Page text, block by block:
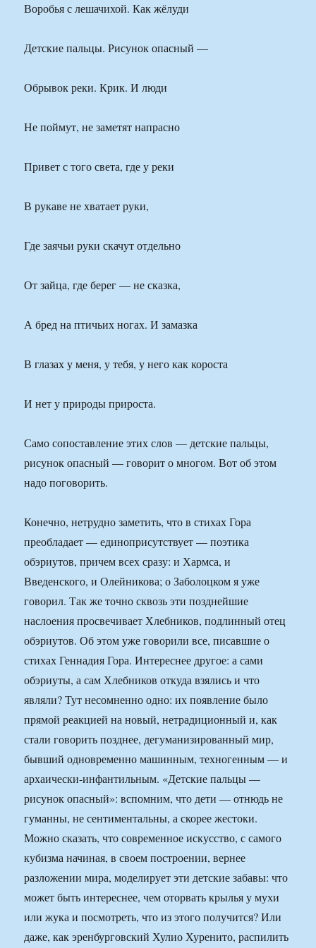
Воробья с лешачихой. Как жёлуди
Детские пальцы. Рисунок опасный —
Обрывок реки. Крик. И люди
Не поймут, не заметят напрасно
Привет с того света, где у реки
В рукаве не хватает руки,
Где заячьи руки скачут отдельно
От зайца, где берег — не сказка,
А бред на птичьих ногах. И замазка
В глазах у меня, у тебя, у него как короста
И нет у природы прироста.
Само сопоставление этих слов — детские пальцы,
рисунок опасный — говорит о многом. Вот об этом
надо поговорить.
Конечно, нетрудно заметить, что в стихах Гора
преобладает — единоприсутствует — поэтика
обэриутов, причем всех сразу: и Хармса, и
Введенского, и Олейникова; о Заболоцком я уже
говорил. Так же точно сквозь эти позднейшие
наслоения просвечивает Хлебников, подлинный отец
обэриутов. Об этом уже говорили все, писавшие о
стихах Геннадия Гора. Интереснее другое: а сами
обэриуты, а сам Хлебников откуда взялись и что
являли? Тут несомненно одно: их появление было
прямой реакцией на новый, нетрадиционный и, как
стали говорить позднее, дегуманизированный мир,
бывший одновременно машинным, техногенным — и
архаически-инфантильным. «Детские пальцы —
рисунок опасный»: вспомним, что дети — отнюдь не
гуманны, не сентиментальны, а скорее жестоки.
Можно сказать, что современное искусство, с самого
кубизма начиная, в своем построении, вернее
разложении мира, моделирует эти детские забавы: что
может быть интереснее, чем оторвать крылья у мухи
или жука и посмотреть, что из этого получится? Или
даже, как эренбурговский Хулио Хуренито, распилить